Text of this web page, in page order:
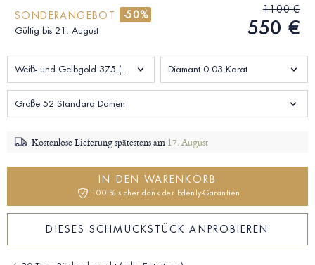
SONDERANGEBOT -50%
Gültig bis 21. August
1100 €
550 €
Weiß- und Gelbgold 375 (9K) Diamant 0.03 Karat
Größe 52 Standard Damen
Kostenlose Lieferung spätestens am 17. August
IN DEN WARENKORB
100 % sicher dank der Edenly-Garantien
DIESES SCHMUCKSTÜCK ANPROBIEREN